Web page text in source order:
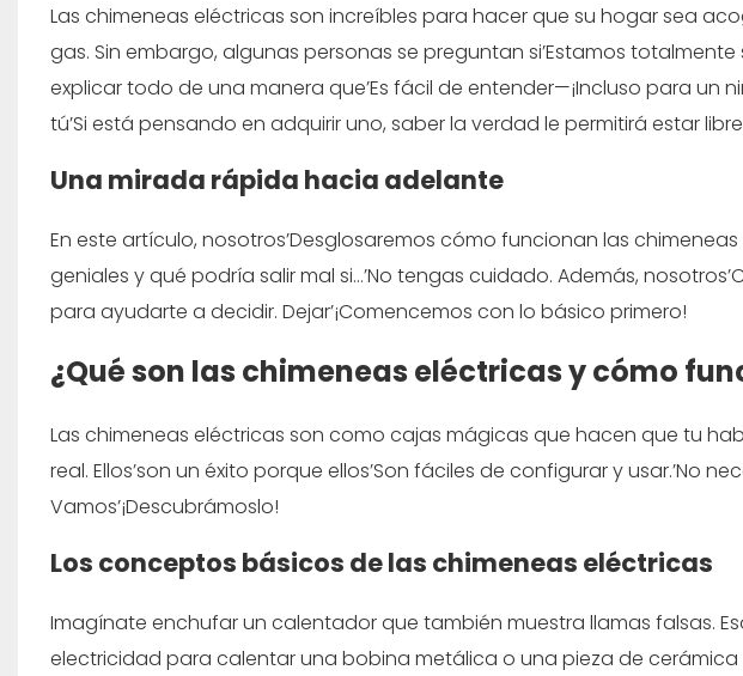
Las chimeneas eléctricas son increíbles para hacer que su hogar sea
gas. Sin embargo, algunas personas se preguntan si’Estamos
explicar todo de una manera que’Es fácil de entender—¡Incluso para un
tú’Si está pensando en adquirir uno, saber la verdad le permitirá estar
Una mirada rápida hacia adelante
En este artículo, nosotros’Desglosaremos cómo funcionan las
geniales y qué podría salir mal si...’No tengas cuidado. Además,
para ayudarte a decidir. Dejar’¡Comencemos con lo básico primero!
¿Qué son las chimeneas eléctricas y cómo
Las chimeneas eléctricas son como cajas mágicas que hacen que tu
real. Ellos’son un éxito porque ellos’Son fáciles de configurar y usar.’No
Vamos’¡Descubrámoslo!
Los conceptos básicos de las chimeneas eléctricas
Imagínate enchufar un calentador que también muestra llamas falsas.
electricidad para calentar una bobina metálica o una pieza de cerámica